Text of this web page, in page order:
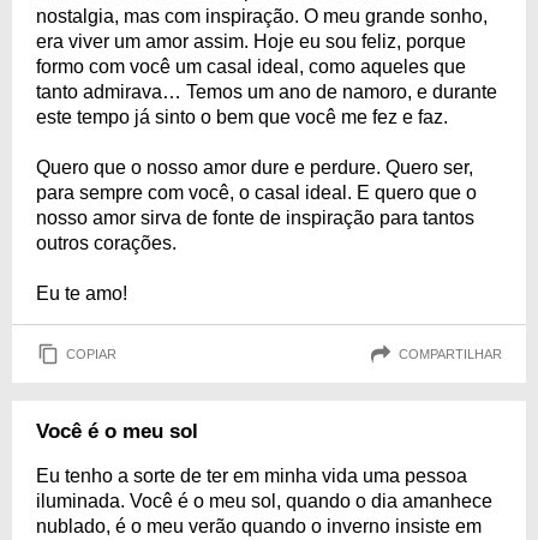
nostalgia, mas com inspiração. O meu grande sonho,
era viver um amor assim. Hoje eu sou feliz, porque
formo com você um casal ideal, como aqueles que
tanto admirava… Temos um ano de namoro, e durante
este tempo já sinto o bem que você me fez e faz.
Quero que o nosso amor dure e perdure. Quero ser,
para sempre com você, o casal ideal. E quero que o
nosso amor sirva de fonte de inspiração para tantos
outros corações.
Eu te amo!
COPIAR COMPARTILHAR
Você é o meu sol
Eu tenho a sorte de ter em minha vida uma pessoa
iluminada. Você é o meu sol, quando o dia amanhece
nublado, é o meu verão quando o inverno insiste em